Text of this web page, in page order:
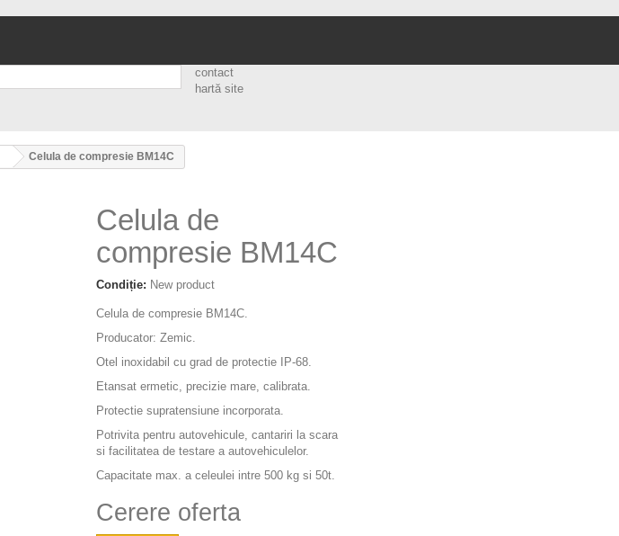
contact
hartă site
Celula de compresie BM14C
Celula de
compresie BM14C
Condiție: New product
Celula de compresie BM14C.
Producator: Zemic.
Otel inoxidabil cu grad de protectie IP-68.
Etansat ermetic, precizie mare, calibrata.
Protectie supratensiune incorporata.
Potrivita pentru autovehicule, cantariri la scara
si facilitatea de testare a autovehiculelor.
Capacitate max. a celeulei intre 500 kg si 50t.
Cerere oferta